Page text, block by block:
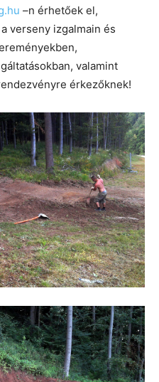
–n érhetőek el,
verseny izgalmain és
valamint
érkezőknek!